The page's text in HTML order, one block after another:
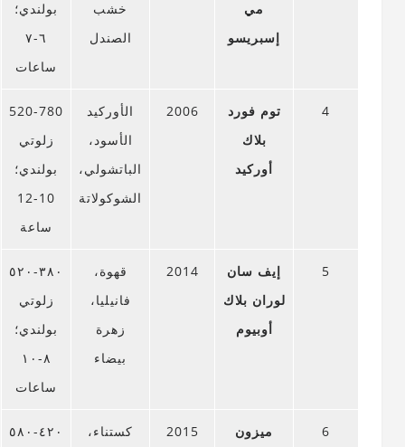
مي
إسبريسو
خشب
الصندل
بولندي؛
٦-٧
ساعات
4
توم فورد
بلاك
أوركيد
2006
الأوركيد
الأسود،
الباتشولي،
الشوكولاتة
520-780
زلوتي
بولندي؛
10-12
ساعة
5
إيف سان
لوران بلاك
أوبيوم
2014
قهوة،
فانيليا،
زهرة
بيضاء
٣٨٠-٥٢٠
زلوتي
بولندي؛
٨-١٠
ساعات
6 ميزون 2015 كستناء، ٤٢٠-٥٨٠